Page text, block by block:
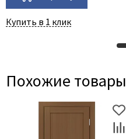
Купить в 1 клик
Похожие товары